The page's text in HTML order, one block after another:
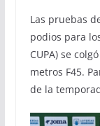
Las pruebas
podios para
CUPA) se
metros F45.
de la